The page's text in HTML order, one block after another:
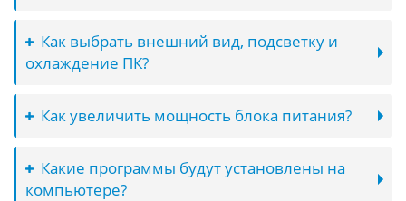
Как выбрать внешний вид, подсветку и
охлаждение ПК?
Как увеличить мощность блока питания?
Какие программы будут установлены на
компьютере?